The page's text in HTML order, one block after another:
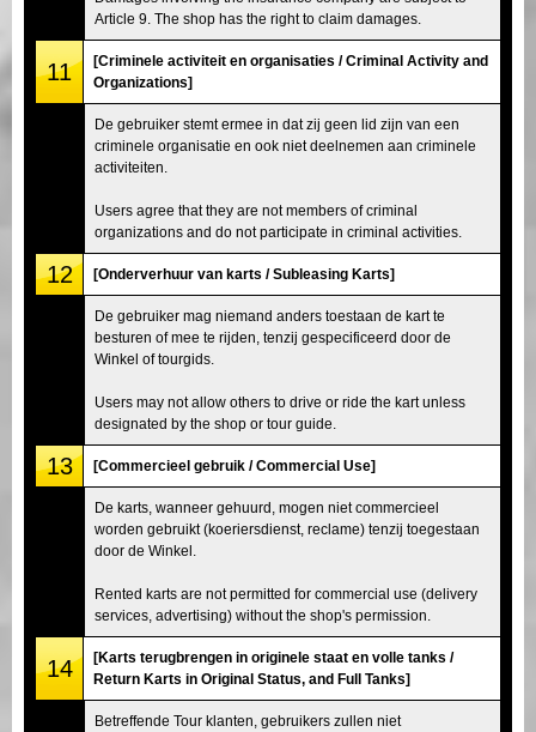
Article 9. The shop has the right to claim damages.
11
[Criminele activiteit en organisaties / Criminal Activity and
Organizations]
De gebruiker stemt ermee in dat zij geen lid zijn van een
criminele organisatie en ook niet deelnemen aan criminele
activiteiten.
Users agree that they are not members of criminal
organizations and do not participate in criminal activities.
12 [Onderverhuur van karts / Subleasing Karts]
De gebruiker mag niemand anders toestaan de kart te
besturen of mee te rijden, tenzij gespecificeerd door de
Winkel of tourgids.
Users may not allow others to drive or ride the kart unless
designated by the shop or tour guide.
13 [Commercieel gebruik / Commercial Use]
De karts, wanneer gehuurd, mogen niet commercieel
worden gebruikt (koeriersdienst, reclame) tenzij toegestaan
door de Winkel.
Rented karts are not permitted for commercial use (delivery
services, advertising) without the shop's permission.
14
[Karts terugbrengen in originele staat en volle tanks /
Return Karts in Original Status, and Full Tanks]
Betreffende Tour klanten, gebruikers zullen niet